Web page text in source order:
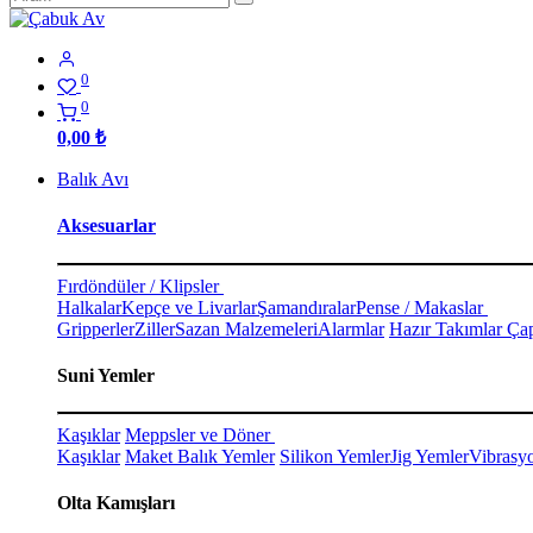
0
0
0,00 ₺
Balık Avı
Aksesuarlar
Fırdöndüler / Klipsler
HalkalarKepçe ve LivarlarŞamandıralarPense / Makaslar
GripperlerZillerSazan MalzemeleriAlarmlar Hazır Takımlar
Suni Yemler
Kaşıklar Meppsler ve Döner
Kaşıklar Maket Balık Yemler Silikon YemlerJig Yemler
Olta Kamışları